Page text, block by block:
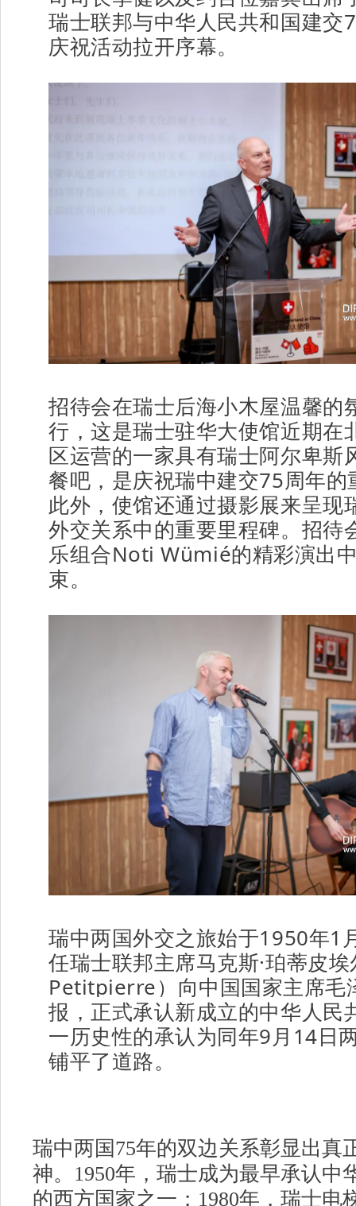
瑞士联邦与中华人民共和国建交
庆祝活动拉开序幕。
招待会在瑞士后海小木屋温馨的
行，这是瑞士驻华大使馆近期在
区运营的一家具有瑞士阿尔卑斯
餐吧，是庆祝瑞中建交75周年的
此外，使馆还通过摄影展来呈现
外交关系中的重要里程碑。招待
乐组合Noti Wümié的精彩演出
束。
瑞中两国外交之旅始于1950年1
任瑞士联邦主席马克斯·珀蒂皮
Petitpierre）向中国国家主席毛
报，正式承认新成立的中华人民
一历史性的承认为同年9月14日
铺平了道路。
瑞中两国75年的双边关系彰显出真
神。1950年，瑞士成为最早承认中
的西方国家之一；1980年，瑞士电